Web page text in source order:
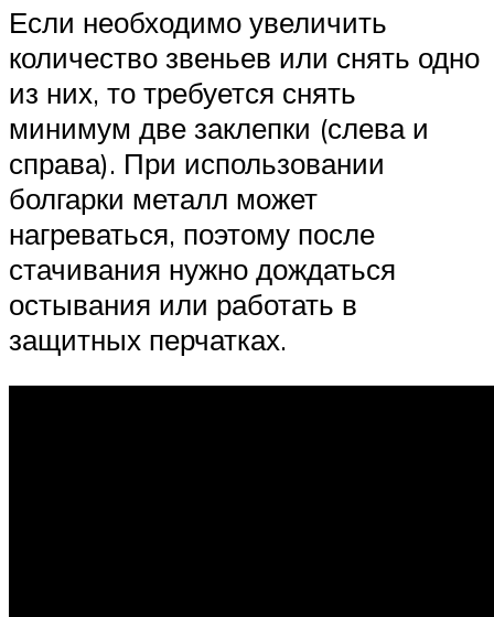
Если необходимо увеличить
количество звеньев или снять одно
из них, то требуется снять
минимум две заклепки (слева и
справа). При использовании
болгарки металл может
нагреваться, поэтому после
стачивания нужно дождаться
остывания или работать в
защитных перчатках.